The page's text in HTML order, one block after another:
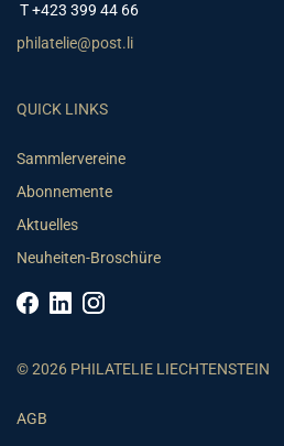
T +423 399 44 66
philatelie@post.li
QUICK LINKS
Sammlervereine
Abonnemente
Aktuelles
Neuheiten-Broschüre
© 2026 PHILATELIE LIECHTENSTEIN
AGB